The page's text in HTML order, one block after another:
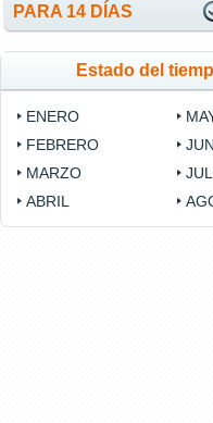
PARA 14 DÍAS
Estado del
ENERO
FEBRERO
MARZO
ABRIL